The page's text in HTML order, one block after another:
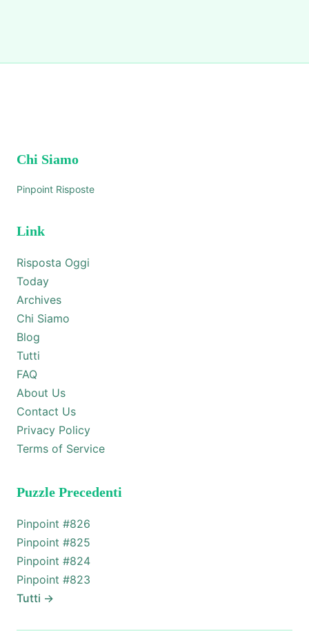
Chi Siamo
Pinpoint Risposte
Link
Risposta Oggi
Today
Archives
Chi Siamo
Blog
Tutti
FAQ
About Us
Contact Us
Privacy Policy
Terms of Service
Puzzle Precedenti
Pinpoint #826
Pinpoint #825
Pinpoint #824
Pinpoint #823
Tutti →